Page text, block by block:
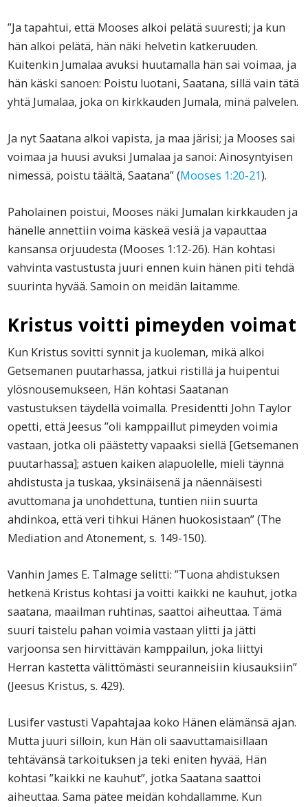
”Ja tapahtui, että Mooses alkoi pelätä suuresti; ja kun
hän alkoi pelätä, hän näki helvetin katkeruuden.
Kuitenkin Jumalaa avuksi huutamalla hän sai voimaa, ja
hän käski sanoen: Poistu luotani, Saatana, sillä vain tätä
yhtä Jumalaa, joka on kirkkauden Jumala, minä palvelen.
Ja nyt Saatana alkoi vapista, ja maa järisi; ja Mooses sai
voimaa ja huusi avuksi Jumalaa ja sanoi: Ainosyntyisen
nimessä, poistu täältä, Saatana” (Mooses 1:20-21).
Paholainen poistui, Mooses näki Jumalan kirkkauden ja
hänelle annettiin voima käskeä vesiä ja vapauttaa
kansansa orjuudesta (Mooses 1:12-26). Hän kohtasi
vahvinta vastustusta juuri ennen kuin hänen piti tehdä
suurinta hyvää. Samoin on meidän laitamme.
Kristus voitti pimeyden voimat
Kun Kristus sovitti synnit ja kuoleman, mikä alkoi
Getsemanen puutarhassa, jatkui ristillä ja huipentui
ylösnousemukseen, Hän kohtasi Saatanan
vastustuksen täydellä voimalla. Presidentti John Taylor
opetti, että Jeesus ”oli kamppaillut pimeyden voimia
vastaan, jotka oli päästetty vapaaksi siellä [Getsemanen
puutarhassa]; astuen kaiken alapuolelle, mieli täynnä
ahdistusta ja tuskaa, yksinäisenä ja näennäisesti
avuttomana ja unohdettuna, tuntien niin suurta
ahdinkoa, että veri tihkui Hänen huokosistaan” (The
Mediation and Atonement, s. 149-150).
Vanhin James E. Talmage selitti: ”Tuona ahdistuksen
hetkenä Kristus kohtasi ja voitti kaikki ne kauhut, jotka
saatana, maailman ruhtinas, saattoi aiheuttaa. Tämä
suuri taistelu pahan voimia vastaan ylitti ja jätti
varjoonsa sen hirvittävän kamppailun, joka liittyi
Herran kastetta välittömästi seuranneisiin kiusauksiin”
(Jeesus Kristus, s. 429).
Lusifer vastusti Vapahtajaa koko Hänen elämänsä ajan.
Mutta juuri silloin, kun Hän oli saavuttamaisillaan
tehtävänsä tarkoituksen ja teki eniten hyvää, Hän
kohtasi ”kaikki ne kauhut”, jotka Saatana saattoi
aiheuttaa. Sama pätee meidän kohdallamme. Kun